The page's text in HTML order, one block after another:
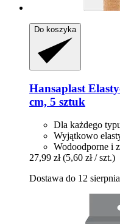
Do koszyka
Hansaplast
cm, 5 sztuk
Dla każdego
Wyjątkowo
Wodoodporne i
27,99 zł (5,60 zł / szt.)
Dostawa do 12 sierpnia